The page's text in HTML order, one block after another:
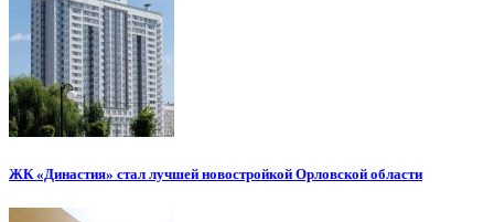
ЖК «Династия» стал лучшей новостройкой Орловской области